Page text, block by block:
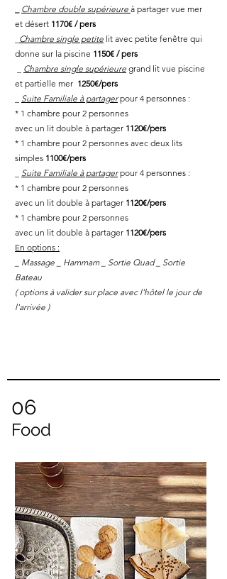
Chambre double supérieure à partager vue mer
et désert 1170€ / pers
Chambre single petite lit avec petite fenêtre qui
donne sur la piscine 1150€ / pers
Chambre single supérieure grand lit vue piscine
et partielle mer 1250€/pers
Suite Familiale à partagerpour 4 personnes :
* 1 chambre pour 2 personnes
avec un lit double à partager 1120€/pers
* 1 chambre pour 2 personnes avec deux lits
simples 1100€/pers
Suite Familiale à partagerpour 4 personnes :
* 1 chambre pour 2 personnes
avec un lit double à partager 1120€/pers
* 1 chambre pour 2 personnes
avec un lit double à partager 1120€/pers
En options :
_ Massage _ Hammam _ Sortie Quad _ Sortie
Bateau
( options à valider sur place avec l'hôtel le jour de
l'arrivée )
06
Food